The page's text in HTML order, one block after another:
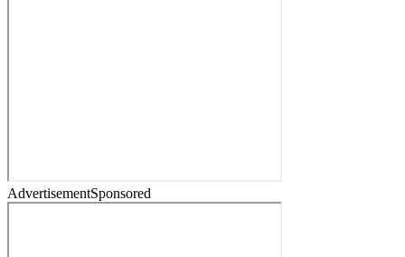
AdvertisementSponsored